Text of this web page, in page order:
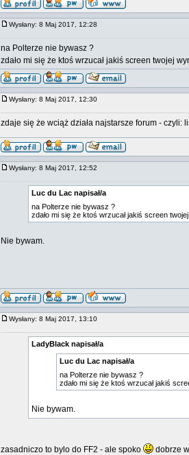
Wysłany: 8 Maj 2017, 12:28
na Polterze nie bywasz ?
zdało mi się że ktoś wrzucał jakiś screen twojej
Wysłany: 8 Maj 2017, 12:30
zdaje się że wciąż działa najstarsze forum - czyli:
Wysłany: 8 Maj 2017, 12:52
Luc du Lac napisał/a
na Polterze nie bywasz ?
zdało mi się że ktoś wrzucał jakiś screen
Nie bywam.
Wysłany: 8 Maj 2017, 13:10
LadyBlack napisał/a
Luc du Lac napisał/a
na Polterze nie bywasz ?
zdało mi się że ktoś wrzucał jakiś
Nie bywam.
zasadniczo to bylo do FF2 - ale spoko dobrze